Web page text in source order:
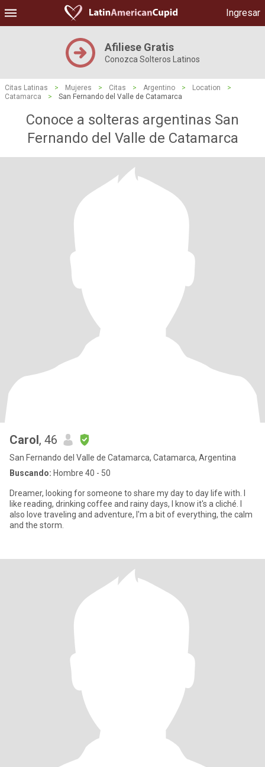
Ingresar
Afiliese Gratis
Conozca Solteros Latinos
Citas Latinas > Mujeres > Citas > Argentino > Location
>
Catamarca
> San Fernando del Valle de Catamarca
Conoce a solteras argentinas San
Fernando del Valle de Catamarca
Carol, 46
San Fernando del Valle de Catamarca, Catamarca, Argentina
Buscando: Hombre 40 - 50
Dreamer, looking for someone to share my day to day life with. I
like reading, drinking coffee and rainy days, I know it's a cliché. I
also love traveling and adventure, I'm a bit of everything, the calm
and the storm.